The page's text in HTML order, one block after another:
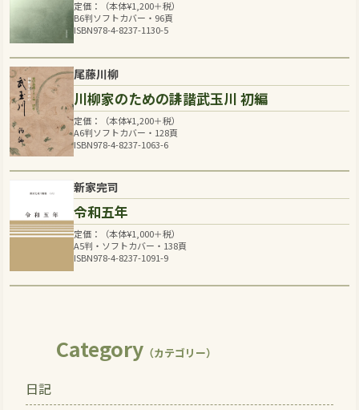
定価：（本体¥1,200＋税）
B6判ソフトカバー・96頁
ISBN978-4-8237-1130-5
尾藤川柳
川柳家のための誹諧武玉川 初編
定価：（本体¥1,200＋税）
A6判ソフトカバー・128頁
ISBN978-4-8237-1063-6
新家完司
令和五年
定価：（本体¥1,000＋税）
A5判・ソフトカバー・138頁
ISBN978-4-8237-1091-9
Category（カテゴリー）
日記